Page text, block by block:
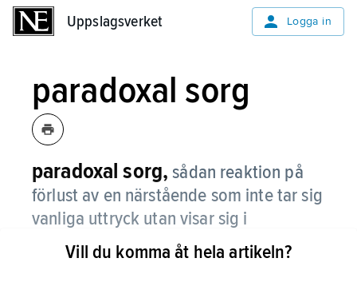
Uppslagsverket Logga in
paradoxal sorg
paradoxal sorg, sådan reaktion på
förlust av en närstående som inte tar sig
vanliga uttryck utan visar sig i
tilltagande psykiska och
psykosomatiska besvär.
Vill du komma åt hela artikeln?